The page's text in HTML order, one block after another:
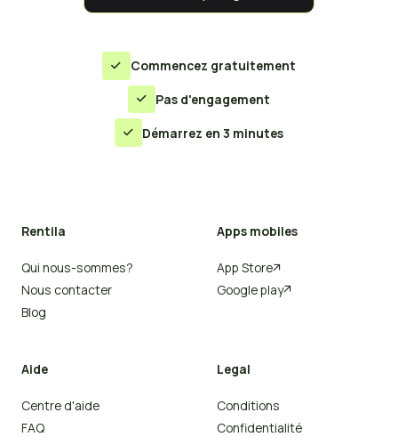
 Commencez gratuitement
 Pas d'engagement
 Démarrez en 3 minutes
Rentila
Qui nous-sommes?
Nous contacter
Blog
Apps mobiles
App Store
Google play
Aide
Centre d'aide
FAQ
Legal
Conditions
Confidentialité